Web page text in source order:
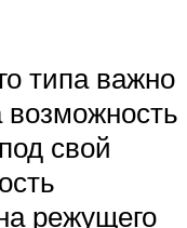
типа важно
свой
режущего